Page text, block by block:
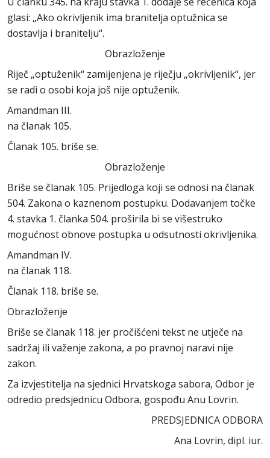
glasi: „Ako okrivljenik ima branitelja optužnica se
dostavlja i branitelju“.
Obrazloženje
Riječ „optuženik“ zamijenjena je riječju „okrivljenik“, jer
se radi o osobi koja još nije optuženik.
Amandman III.
na članak 105.
Članak 105. briše se.
Obrazloženje
Briše se članak 105. Prijedloga koji se odnosi na članak
504. Zakona o kaznenom postupku. Dodavanjem točke
4. stavka 1. članka 504. proširila bi se višestruko
mogućnost obnove postupka u odsutnosti okrivljenika.
Amandman IV.
na članak 118.
Članak 118. briše se.
Obrazloženje
Briše se članak 118. jer pročišćeni tekst ne utječe na
sadržaj ili važenje zakona, a po pravnoj naravi nije
zakon.
Za izvjestitelja na sjednici Hrvatskoga sabora, Odbor je
odredio predsjednicu Odbora, gospođu Anu Lovrin.
PREDSJEDNICA ODBORA
Ana Lovrin, dipl. iur.